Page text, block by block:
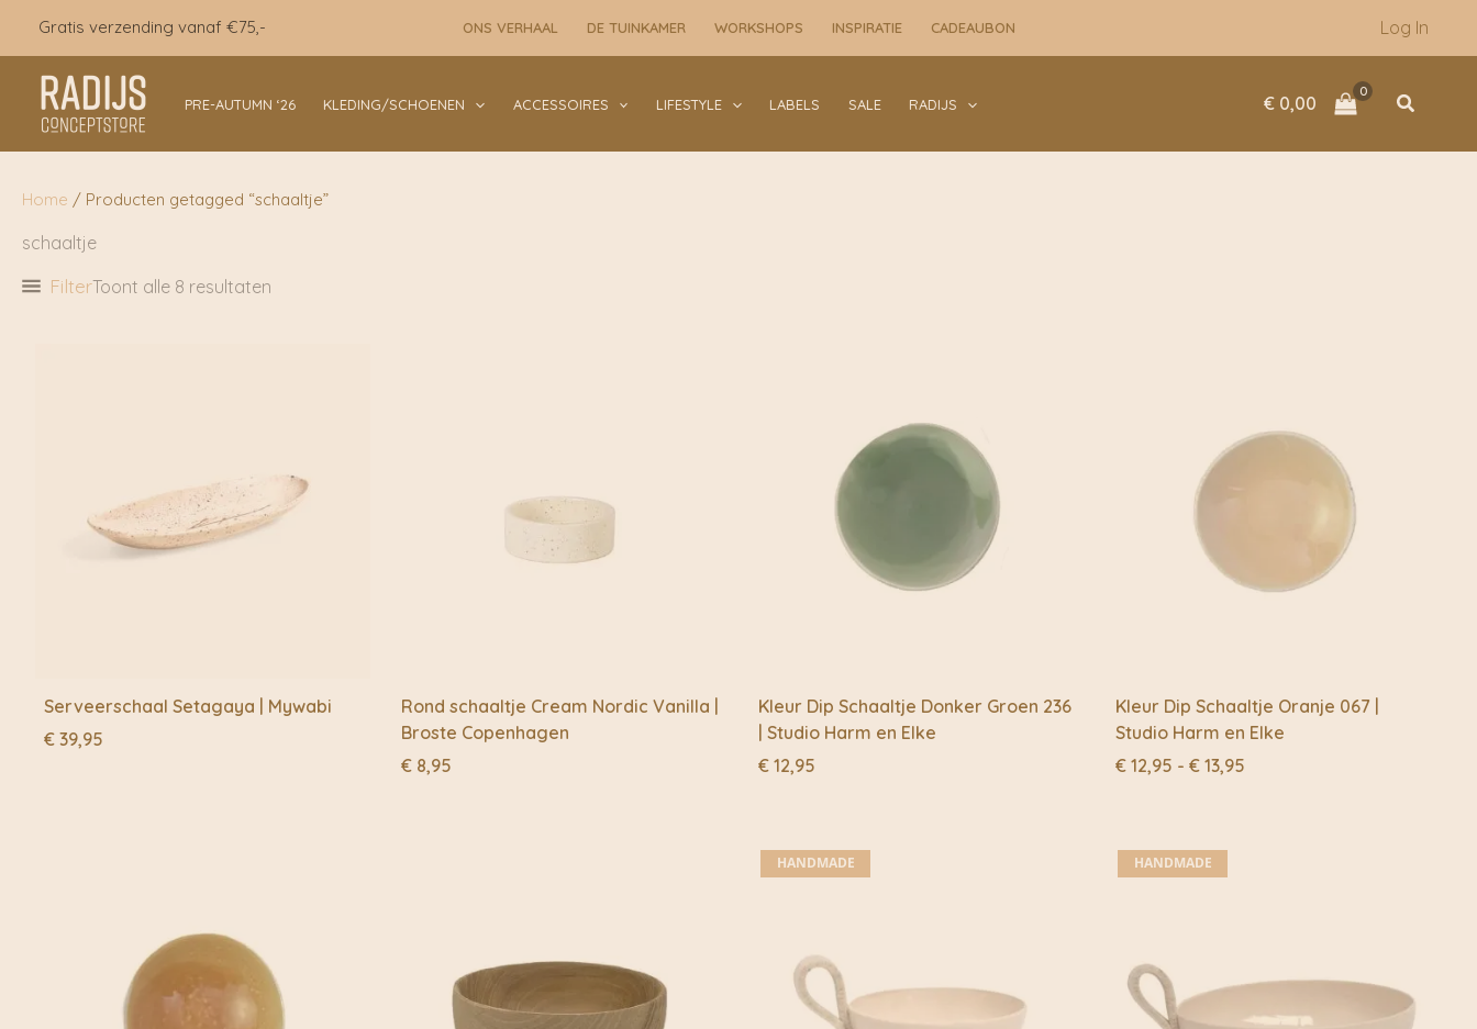
inhoud
Gratis verzending vanaf €75,- ONS VERHAAL DE TUINKAMER WORKSHOPS INSPIRATIE CADEAUBON Log In
PRE-AUTUMN ‘26 KLEDING/SCHOENEN ACCESSOIRES LIFESTYLE LABELS SALE RADIJS € 0,00 Zoeken
Home / Producten getagged “schaaltje”
schaaltje
FilterToont alle 8 resultaten
Serveerschaal Setagaya | Mywabi
€ 39,95
Rond schaaltje Cream Nordic Vanilla |
Broste Copenhagen
€ 8,95
Kleur Dip Schaaltje Donker Groen 236
| Studio Harm en Elke
€ 12,95
Kleur Dip Schaaltje Oranje 067 |
Studio Harm en Elke
€ 12,95 - € 13,95
HANDMADE HANDMADE